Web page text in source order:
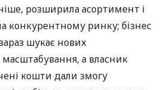
розширила асортимент і
конкурентному ринку; бізнес
шукає нових
масштабування, а власник
кошти дали змогу